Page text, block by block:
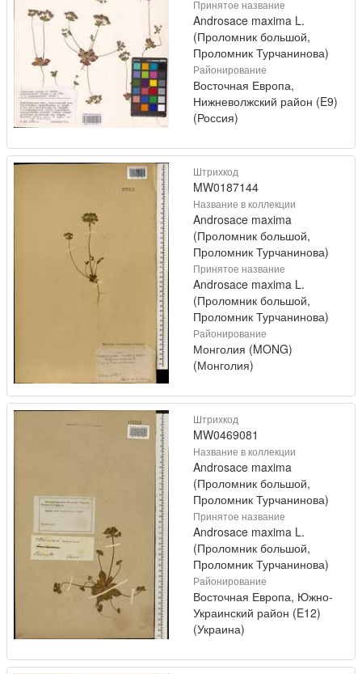
Принятое название
Androsace maxima L.
(Проломник большой,
Проломник Турчанинова)
Районирование
Восточная Европа,
Нижневолжский район (E9)
(Россия)
Штрихкод
MW0187144
Название в коллекции
Androsace maxima
(Проломник большой,
Проломник Турчанинова)
Принятое название
Androsace maxima L.
(Проломник большой,
Проломник Турчанинова)
Районирование
Монголия (MONG)
(Монголия)
Штрихкод
MW0469081
Название в коллекции
Androsace maxima
(Проломник большой,
Проломник Турчанинова)
Принятое название
Androsace maxima L.
(Проломник большой,
Проломник Турчанинова)
Районирование
Восточная Европа, Южно-
Украинский район (E12)
(Украина)